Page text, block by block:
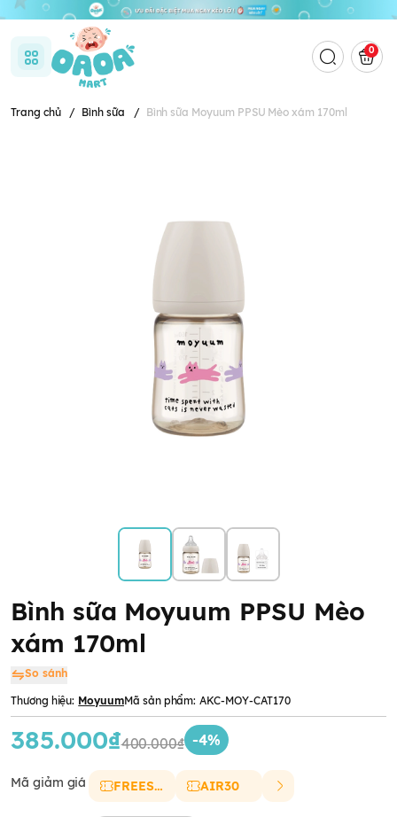
0
Trang chủ / Bình sữa / Bình sữa Moyuum PPSU Mèo xám 170ml
Bình sữa Moyuum PPSU Mèo
xám 170ml
So sánh
Thương hiệu: MoyuumMã sản phẩm: AKC-MOY-CAT170
385.000₫400.000₫ -4%
Mã giảm giá FREESHIP AIR30